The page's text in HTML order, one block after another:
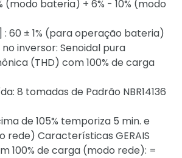
(modo bateria) + 6% - 10% (modo
60 ± 1% (para operação bateria)
inversor: Senoidal pura
(THD) com 100% de carga
8 tomadas de Padrão NBR14136
de 105% temporiza 5 min. e
rede) Características GERAIS
100% de carga (modo rede): =